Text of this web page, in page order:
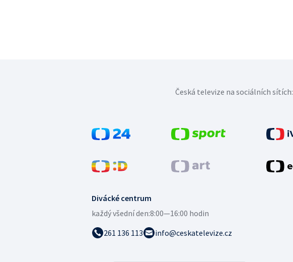
Divácké centrum
každý všední den:8:00—16:00 hodin
261 136 113
info@ceskatelevize.cz
Česká televize na sociálních sítích: